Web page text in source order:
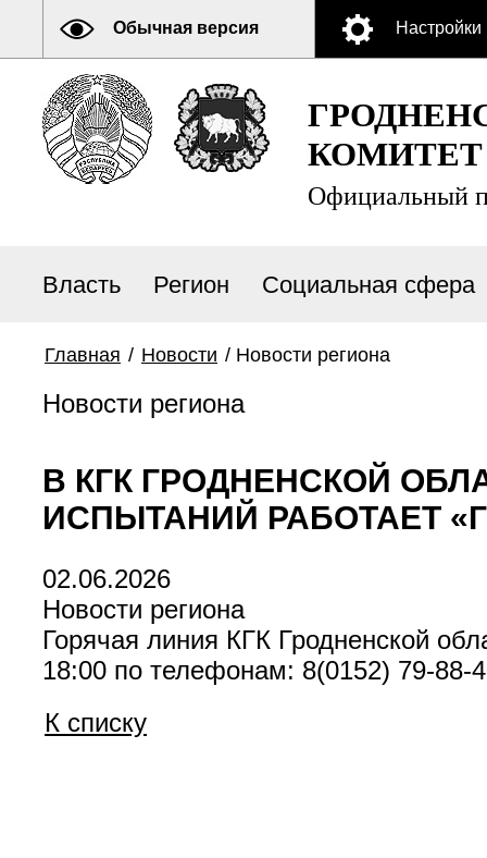
Обычная версия Настройки
КОМИТЕТ
Официальный
Власть Регион Социальная сфера
Главная / Новости / Новости региона
Новости региона
В КГК ГРОДНЕНСКОЙ
ИСПЫТАНИЙ РАБОТАЕТ
02.06.2026
Новости региона
Горячая линия КГК Гродненской
18:00 по телефонам: 8(0152) 79-88-
К списку